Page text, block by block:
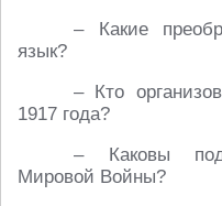
– Какие
язык?
– Кто
1917 года?
– Каковы
Мировой Войны?